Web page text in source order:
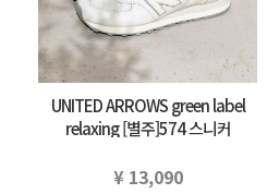
UNITED ARROWS green label
relaxing [별주]574 스니커
구리…
¥ 13,090